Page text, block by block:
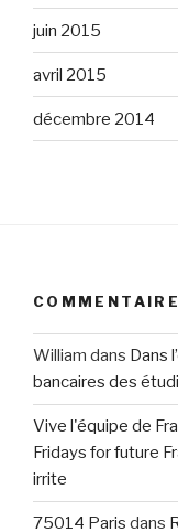
juin 2015
avril 2015
décembre 2014
William dans Dans
bancaires des
Vive l'équipe de
Fridays for future
irrite
75014 Paris dans